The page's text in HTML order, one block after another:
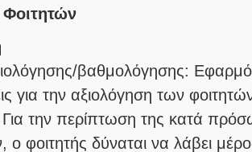
βαθμολόγησης:
για την αξιολόγηση των
Για την περίπτωση της κατά
φοιτητής δύναται να λάβει